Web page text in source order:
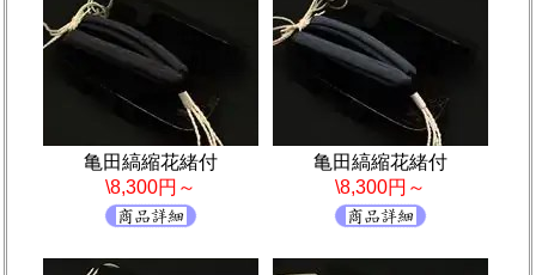
亀田縞縮花緒付
\8,300円～
亀田縞縮花緒付
\8,300円～